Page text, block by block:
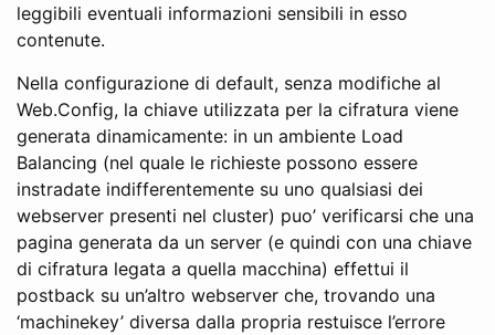
leggibili eventuali informazioni sensibili in esso
contenute.
Nella configurazione di default, senza modifiche al
Web.Config, la chiave utilizzata per la cifratura viene
generata dinamicamente: in un ambiente Load
Balancing (nel quale le richieste possono essere
instradate indifferentemente su uno qualsiasi dei
webserver presenti nel cluster) puo’ verificarsi che una
pagina generata da un server (e quindi con una chiave
di cifratura legata a quella macchina) effettui il
postback su un’altro webserver che, trovando una
‘machinekey’ diversa dalla propria restuisce l’errore